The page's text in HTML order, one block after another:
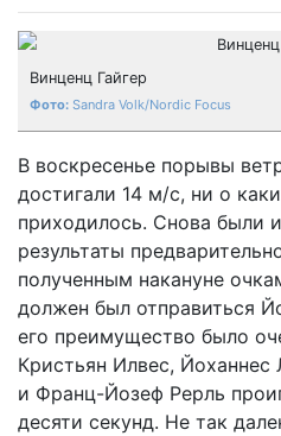
Винценц Гайгер
Sandra Volk/Nordic Focus
В воскресенье порывы
достигали 14 м/с, ни о
приходилось. Снова были
результаты
полученным накануне
должен был отправиться
его преимущество было
Кристьян Илвес,
и Франц-Йозеф Рерль
десяти секунд. Не так